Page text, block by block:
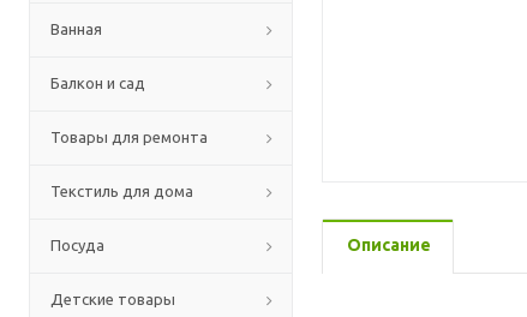
Ванная
Балкон и сад
Товары для ремонта
Текстиль для дома
Посуда
Детские товары
Описание